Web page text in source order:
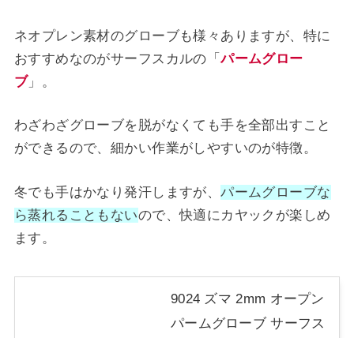
ネオプレン素材のグローブも様々ありますが、特に
おすすめなのがサーフスカルの「パームグロー
ブ」。
わざわざグローブを脱がなくても手を全部出すこと
ができるので、細かい作業がしやすいのが特徴。
冬でも手はかなり発汗しますが、パームグローブな
ら蒸れることもないので、快適にカヤックが楽しめ
ます。
9024 ズマ 2mm オープン
パームグローブ サーフス